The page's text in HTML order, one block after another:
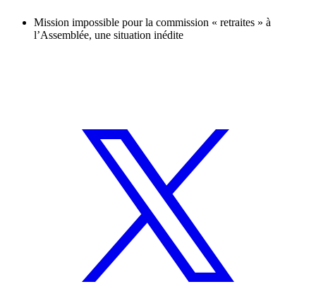
Mission impossible pour la commission « retraites » à
l’Assemblée, une situation inédite